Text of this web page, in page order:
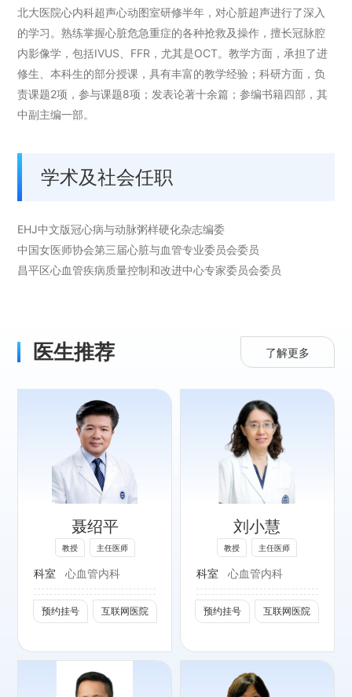
北大医院心内科超声心动图室研修半年，对心脏超声进行了深入
的学习。熟练掌握心脏危急重症的各种抢救及操作，擅长冠脉腔
内影像学，包括IVUS、FFR，尤其是OCT。教学方面，承担了进
修生、本科生的部分授课，具有丰富的教学经验；科研方面，负
责课题2项，参与课题8项；发表论著十余篇；参编书籍四部，其
中副主编一部。
学术及社会任职
EHJ中文版冠心病与动脉粥样硬化杂志编委
中国女医师协会第三届心脏与血管专业委员会委员
昌平区心血管疾病质量控制和改进中心专家委员会委员
医生推荐 了解更多
聂绍平
教授 主任医师
科室 心血管内科
预约挂号 互联网医院
刘小慧
教授 主任医师
科室 心血管内科
预约挂号 互联网医院
专长：
高血压、心力衰
竭、 冠心病及各
种复杂心血管疾病
的诊治。
社会任职：
北京医师学会高血
压专家委员会常务
委员
研究会高血压防治
分会副主任委员